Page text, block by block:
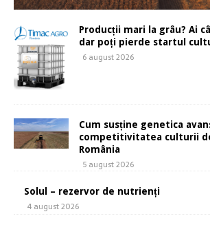
Producții mari la grâu? Ai
dar poți pierde startul
6 august 2026
Cum susține genetica
competitivitatea culturii
România
5 august 2026
Solul – rezervor de nutrienți
4 august 2026